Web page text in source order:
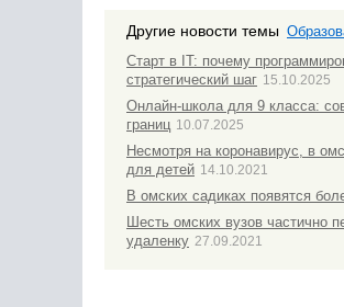
Другие новости темы
Старт в IT: почему
стратегический шаг 15.10.2025
Онлайн-школа для 9 класса:
границ 10.07.2025
Несмотря на коронавирус, в
для детей 14.10.2021
В омских садиках появятся
Шесть омских вузов частично
удаленку 27.09.2021